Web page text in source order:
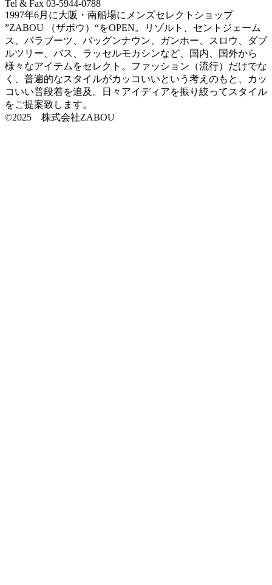
Tel & Fax 03-5944-0788
1997年6月に大阪・南船場にメンズセレクトショップ
”ZABOU （ザボウ）“をOPEN。リゾルト、セントジェーム
ス、パラブーツ、バッグンナウン、ガンホー、スロウ、ダブ
ルツリー、バス、ラッセルモカシンなど、国内、国外から
様々なアイテムをセレクト。ファッション（流行）だけでな
く、普遍的なスタイルがカッコいいという考えのもと、カッ
コいい普段着を追及。日々アイディアを振り絞ってスタイル
をご提案致します。
©2025 株式会社ZABOU